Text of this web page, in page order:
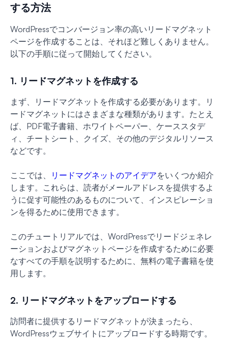
する方法
WordPressでコンバージョン率の高いリードマグネット
ページを作成することは、それほど難しくありません。
以下の手順に従って開始してください。
1. リードマグネットを作成する
まず、リードマグネットを作成する必要があります。リ
ードマグネットにはさまざまな種類があります。たとえ
ば、PDF電子書籍、ホワイトペーパー、ケーススタデ
ィ、チートシート、クイズ、その他のデジタルリソース
などです。
ここでは、 リードマグネットのアイデアをいくつか紹介
します。これらは、読者がメールアドレスを提供するよ
うに促す可能性のあるものについて、インスピレーショ
ンを得るために使用できます。
このチュートリアルでは、WordPressでリードジェネレ
ーションおよびマグネットページを作成するために必要
なすべての手順を説明するために、無料の電子書籍を使
用します。
2. リードマグネットをアップロードする
訪問者に提供するリードマグネットが決まったら、
WordPressウェブサイトにアップロードする時期です。